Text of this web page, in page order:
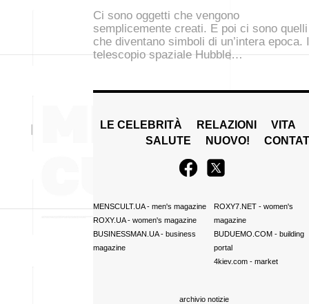
Ci sono oggetti che vengono
semplicemente creati. E poi ci sono quelli
che diventano simboli di un’intera epoca.
telescopio spaziale Hubble…
LE CELEBRITÀ RELAZIONI
VITA
SALUTE
NUOVO!
MENSCULT.UA- men's magazine
ROXY.UA- women's magazine
BUSINESSMAN.UA- business
magazine
ROXY7.NET- women's
magazine
BUDUEMO.COM- building
portal
4kiev.com- market
archivio notizie